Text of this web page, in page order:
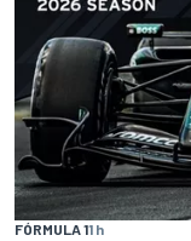
FÓRMULA 11 h